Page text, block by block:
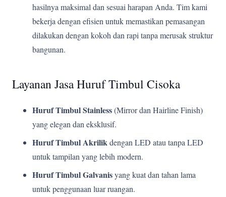
hasilnya maksimal dan sesuai harapan Anda. Tim kami
bekerja dengan efisien untuk memastikan pemasangan
dilakukan dengan kokoh dan rapi tanpa merusak struktur
bangunan.
Layanan Jasa Huruf Timbul Cisoka
Huruf Timbul Stainless(Mirror dan Hairline Finish)
yang elegan dan eksklusif.
Huruf Timbul Akrilikdengan LED atau tanpa LED
untuk tampilan yang lebih modern.
Huruf Timbul Galvanisyang kuat dan tahan lama
untuk penggunaan luar ruangan.